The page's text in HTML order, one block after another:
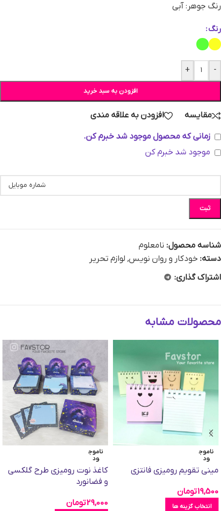
رنگ جوهر: آبی
رنگ
-
+
افزودن به سبد خرید
مقایسه
افزودن به علاقه مندی
زمانی که محصول موجود شد خبرم کن.
موجود شد خبرم کن
ثبت
شناسه محصول: نامعلوم
دسته: خودکار و روان نویس, لوازم تحریر
اشتراک گذاری:
محصولات مشابه
ناموج
ود
مینی تقویم رومیزی فانتزی
19,500تومان
انتخاب گزینه ها
ناموج
ود
کاغذ نوت رومیزی طرح گلکسی
و فضانورد
29,000تومان